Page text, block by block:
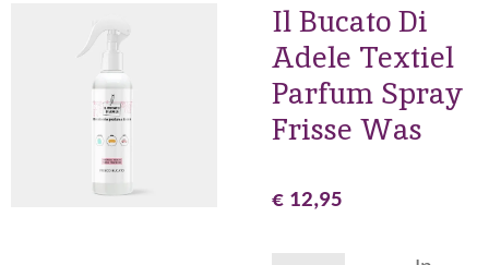
Il Bucato Di
Adele Textiel
Parfum Spray
Frisse Was
€ 12,95